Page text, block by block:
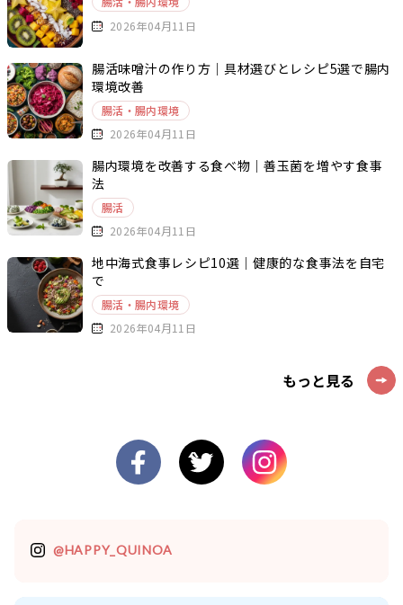
2026年04月11日
腸活味噌汁の作り方｜具材選びとレシピ5選で腸内
環境改善
腸活・腸内環境
2026年04月11日
腸内環境を改善する食べ物｜善玉菌を増やす食事
法
腸活
2026年04月11日
地中海式食事レシピ10選｜健康的な食事法を自宅
で
腸活・腸内環境
2026年04月11日
もっと見る
@HAPPY_QUINOA